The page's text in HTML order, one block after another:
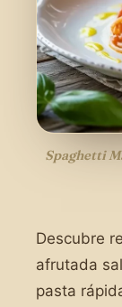
Spaghetti
Descubre
afrutada
pasta